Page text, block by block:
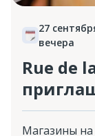
27
вечера
Rue de
Магазины